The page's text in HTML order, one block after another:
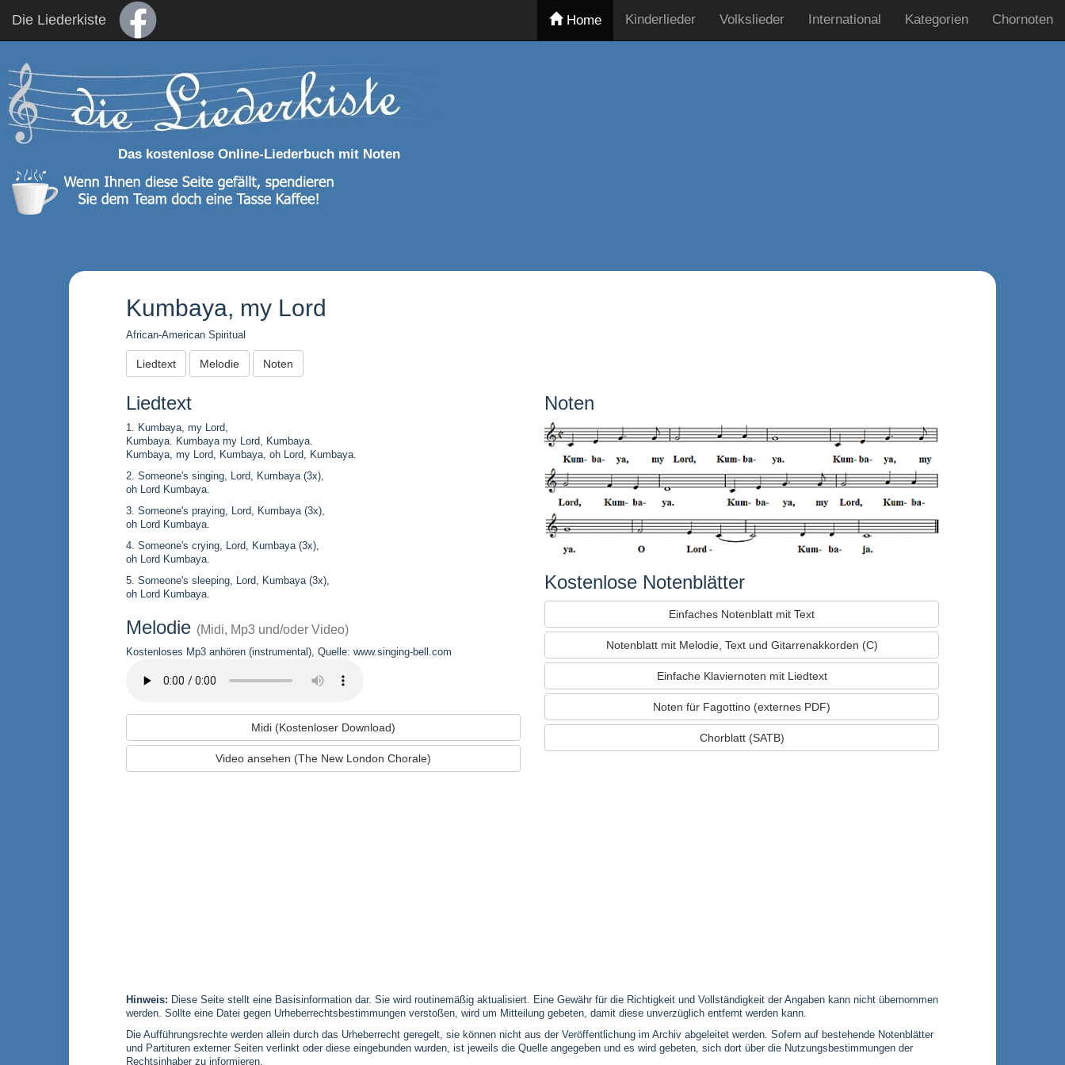
Die Liederkiste Home Kinderlieder Volkslieder International Kategorien Chornoten
Das kostenlose Online-Liederbuch mit Noten
Kumbaya, my Lord
African-American Spiritual
Liedtext Melodie Noten
Liedtext
1. Kumbaya, my Lord,
Kumbaya. Kumbaya my Lord, Kumbaya.
Kumbaya, my Lord, Kumbaya, oh Lord, Kumbaya.
2. Someone's singing, Lord, Kumbaya (3x),
oh Lord Kumbaya.
3. Someone's praying, Lord, Kumbaya (3x),
oh Lord Kumbaya.
4. Someone's crying, Lord, Kumbaya (3x),
oh Lord Kumbaya.
5. Someone's sleeping, Lord, Kumbaya (3x),
oh Lord Kumbaya.
Melodie (Midi, Mp3 und/oder Video)
Kostenloses Mp3 anhören (instrumental), Quelle: www.singing-bell.com
Midi (Kostenloser Download)
Video ansehen (The New London Chorale)
Noten
Kostenlose Notenblätter
Einfaches Notenblatt mit Text
Notenblatt mit Melodie, Text und Gitarrenakkorden (C)
Einfache Klaviernoten mit Liedtext
Noten für Fagottino (externes PDF)
Chorblatt (SATB)
Hinweis: Diese Seite stellt eine Basisinformation dar. Sie wird routinemäßig aktualisiert. Eine Gewähr für die Richtigkeit und Vollständigkeit der Angaben kann nicht übernommen
werden. Sollte eine Datei gegen Urheberrechtsbestimmungen verstoßen, wird um Mitteilung gebeten, damit diese unverzüglich entfernt werden kann.
Die Aufführungsrechte werden allein durch das Urheberrecht geregelt, sie können nicht aus der Veröffentlichung im Archiv abgeleitet werden. Sofern auf bestehende Notenblätter
und Partituren externer Seiten verlinkt oder diese eingebunden wurden, ist jeweils die Quelle angegeben und es wird gebeten, sich dort über die Nutzungsbestimmungen der
Rechtsinhaber zu informieren.